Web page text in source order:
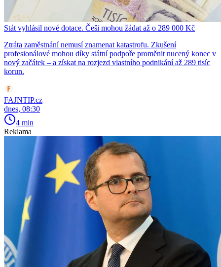
Stát vyhlásil nové dotace. Češi mohou žádat až o 289 000 Kč
Ztráta zaměstnání nemusí znamenat katastrofu. Zkušení
profesionálové mohou díky státní podpoře proměnit nucený konec v
nový začátek – a získat na rozjezd vlastního podnikání až 289 tisíc
korun.
FAJNTIP.cz
dnes, 08:30
4 min
Reklama